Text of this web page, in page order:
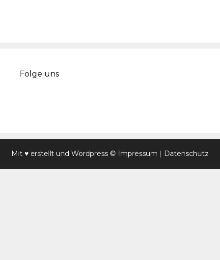
Folge uns
Mit ♥ erstellt und Wordpress © Impressum | Datenschutz